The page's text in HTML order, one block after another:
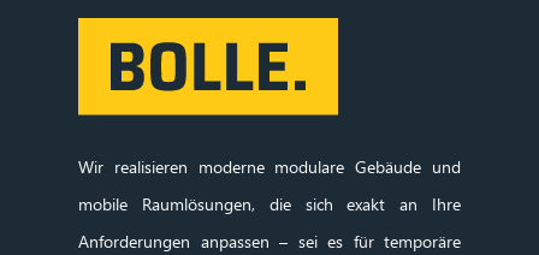
Wir realisieren moderne modulare Gebäude und
mobile Raumlösungen, die sich exakt an Ihre
Anforderungen anpassen – sei es für temporäre